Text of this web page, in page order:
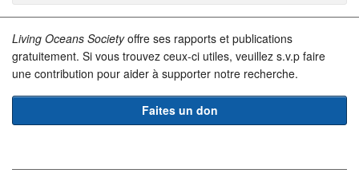
Living Oceans Societyoffre ses rapports et publications
gratuitement. Si vous trouvez ceux-ci utiles, veuillez s.v.p faire
une contribution pour aider à supporter notre recherche.
Faites un don